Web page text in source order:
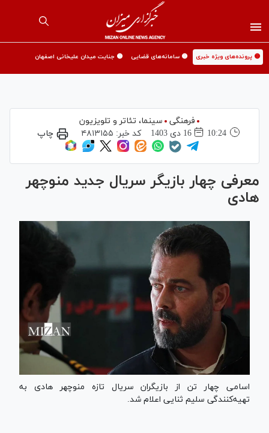
🟡 پرونده‌های ویژه خبری 🟡 سامانه‌های قضایی 🟡 جنایت میدان علیخانی اصفهان
فرهنگی
سینما،‌ تئاتر و تلویزیون
10:24
16 دی 1403 کد خبر: ۴۸۱۳۱۵۵ چاپ
معرفی چهار بازیگر سریال جدید منوچهر
هادی
اسامی چهار تن از بازیگران سریال تازه منوچهر هادی به
تهیه‌کنندگی سلیم ثنایی اعلام شد.